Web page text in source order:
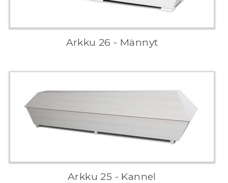
Arkku 26 - Männyt
Arkku 25 - Kannel